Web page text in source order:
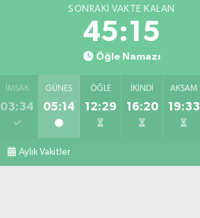
SONRAKI VAKTE KALAN
45:14
Öğle Namazı
İMSAK
03:34
GÜNEŞ
05:14
ÖĞLE
12:29
İKINDI
16:20
AKŞAM
19:33
Aylık Vakitler